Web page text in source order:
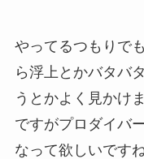
やってるつもりで
ら浮上とかバタバ
うとかよく見かけ
ですがプロダイバ
なって欲しいですね